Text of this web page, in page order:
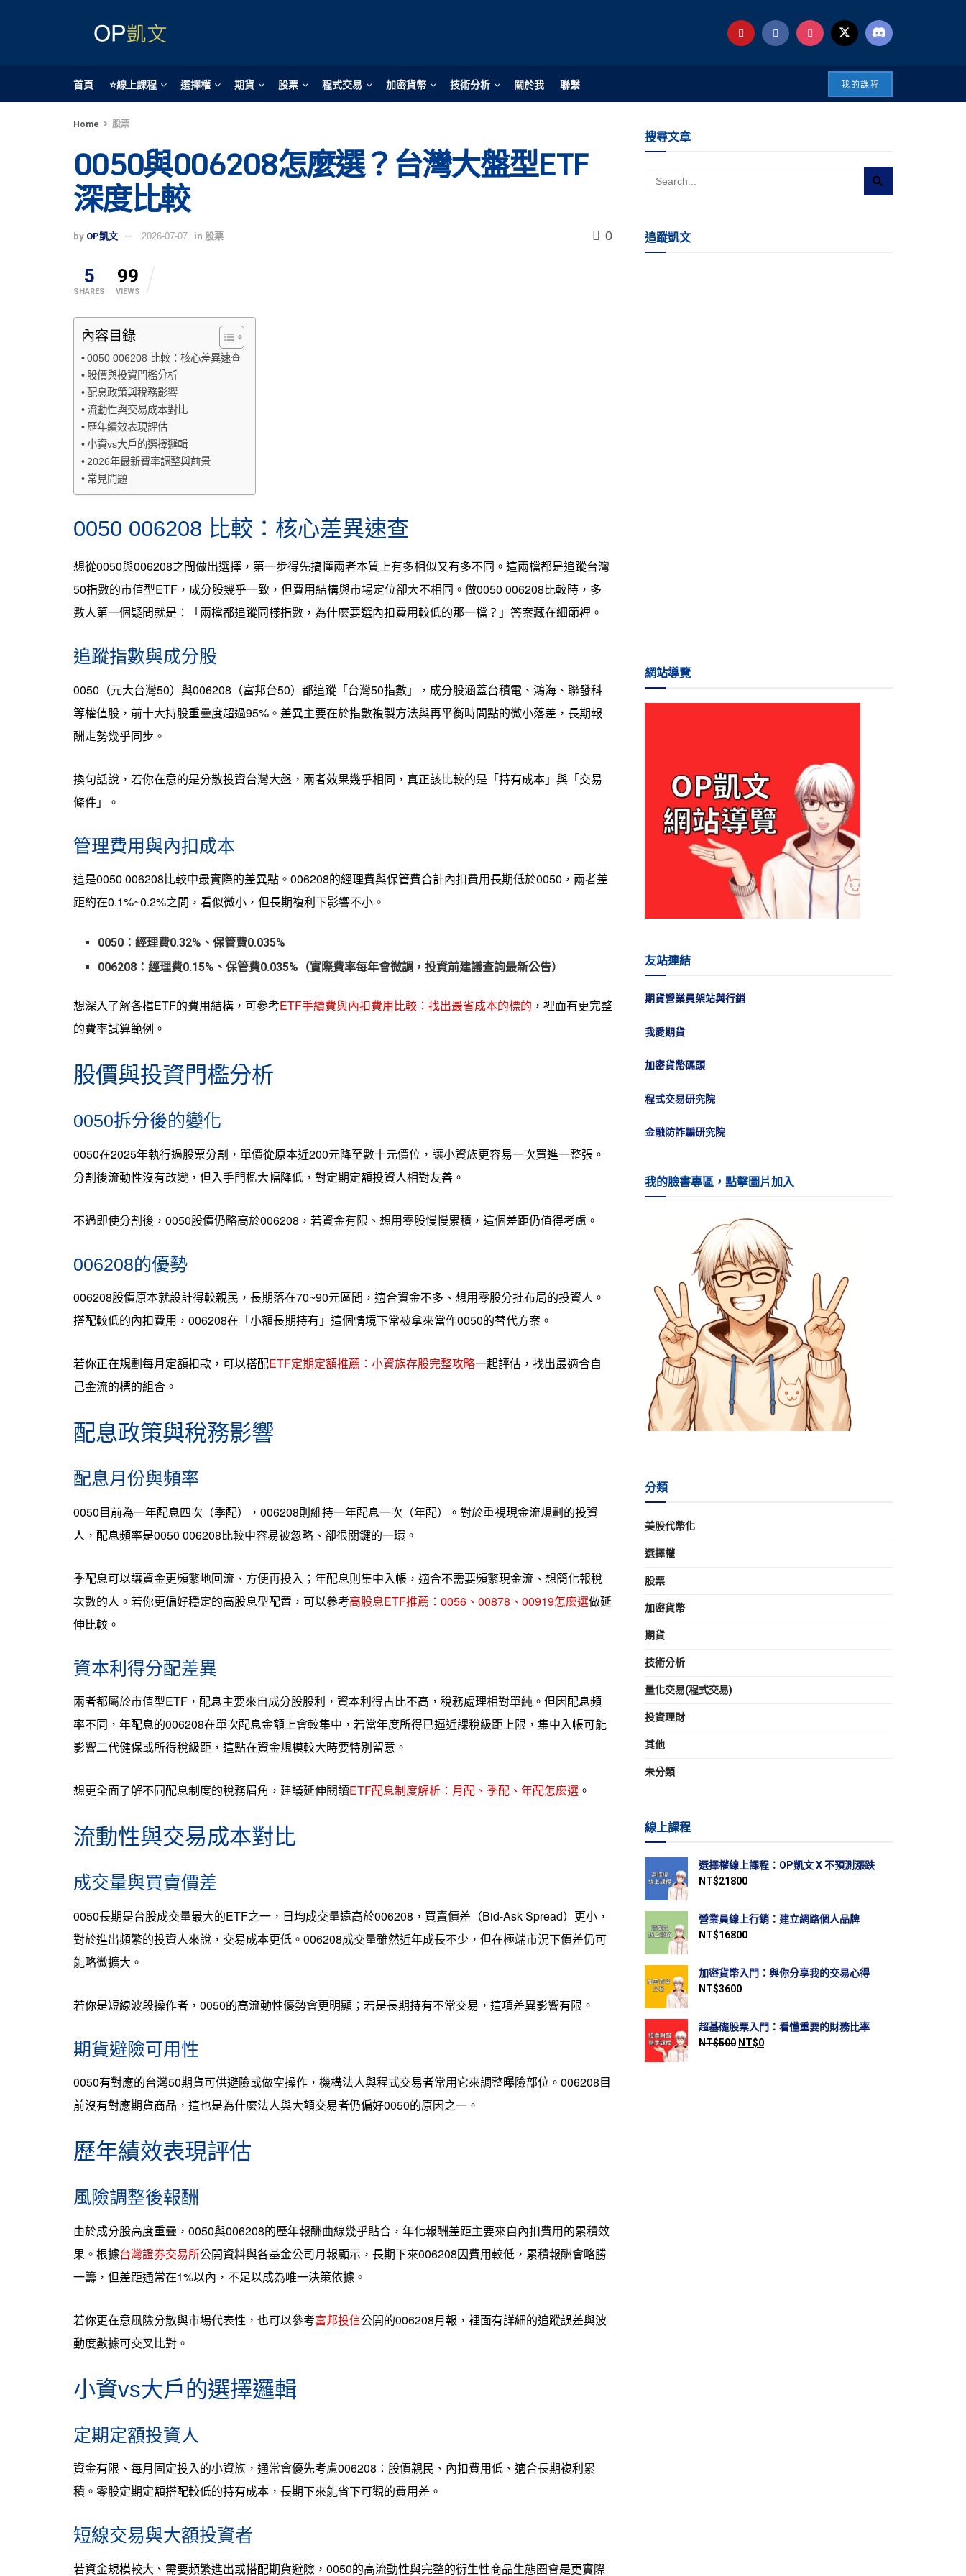
首頁 ⭐線上課程 選擇權 期貨 股票 程式交易 加密貨幣 技術分析 關於我 聯繫 我的課程
Home 股票
0050與006208怎麼選？台灣大盤型ETF
深度比較
by OP凱文 2026-07-07 in 股票 0
5
SHARES
99
VIEWS
內容目錄
0050 006208 比較：核心差異速查
股價與投資門檻分析
配息政策與稅務影響
流動性與交易成本對比
歷年績效表現評估
小資vs大戶的選擇邏輯
2026年最新費率調整與前景
常見問題
0050 006208 比較：核心差異速查
想從0050與006208之間做出選擇，第一步得先搞懂兩者本質上有多相似又有多不同。這兩檔都是追蹤台灣
50指數的市值型ETF，成分股幾乎一致，但費用結構與市場定位卻大不相同。做0050 006208比較時，多
數人第一個疑問就是：「兩檔都追蹤同樣指數，為什麼要選內扣費用較低的那一檔？」答案藏在細節裡。
追蹤指數與成分股
0050（元大台灣50）與006208（富邦台50）都追蹤「台灣50指數」，成分股涵蓋台積電、鴻海、聯發科
等權值股，前十大持股重疊度超過95%。差異主要在於指數複製方法與再平衡時間點的微小落差，長期報
酬走勢幾乎同步。
換句話說，若你在意的是分散投資台灣大盤，兩者效果幾乎相同，真正該比較的是「持有成本」與「交易
條件」。
管理費用與內扣成本
這是0050 006208比較中最實際的差異點。006208的經理費與保管費合計內扣費用長期低於0050，兩者差
距約在0.1%~0.2%之間，看似微小，但長期複利下影響不小。
0050：經理費0.32%、保管費0.035%
006208：經理費0.15%、保管費0.035%（實際費率每年會微調，投資前建議查詢最新公告）
想深入了解各檔ETF的費用結構，可參考ETF手續費與內扣費用比較：找出最省成本的標的 ，裡面有更完整
的費率試算範例。
股價與投資門檻分析
0050拆分後的變化
0050在2025年執行過股票分割，單價從原本近200元降至數十元價位，讓小資族更容易一次買進一整張。
分割後流動性沒有改變，但入手門檻大幅降低，對定期定額投資人相對友善。
不過即使分割後，0050股價仍略高於006208，若資金有限、想用零股慢慢累積，這個差距仍值得考慮。
006208的優勢
006208股價原本就設計得較親民，長期落在70~90元區間，適合資金不多、想用零股分批布局的投資人。
搭配較低的內扣費用，006208在「小額長期持有」這個情境下常被拿來當作0050的替代方案。
若你正在規劃每月定額扣款，可以搭配ETF定期定額推薦：小資族存股完整攻略一起評估，找出最適合自
己金流的標的組合。
配息政策與稅務影響
配息月份與頻率
0050目前為一年配息四次（季配），006208則維持一年配息一次（年配）。對於重視現金流規劃的投資
人，配息頻率是0050 006208比較中容易被忽略、卻很關鍵的一環。
季配息可以讓資金更頻繁地回流、方便再投入；年配息則集中入帳，適合不需要頻繁現金流、想簡化報稅
次數的人。若你更偏好穩定的高股息型配置，可以參考高股息ETF推薦：0056、00878、00919怎麼選做延
伸比較。
資本利得分配差異
兩者都屬於市值型ETF，配息主要來自成分股股利，資本利得占比不高，稅務處理相對單純。但因配息頻
率不同，年配息的006208在單次配息金額上會較集中，若當年度所得已逼近課稅級距上限，集中入帳可能
影響二代健保或所得稅級距，這點在資金規模較大時要特別留意。
想更全面了解不同配息制度的稅務眉角，建議延伸閱讀ETF配息制度解析：月配、季配、年配怎麼選 。
流動性與交易成本對比
成交量與買賣價差
0050長期是台股成交量最大的ETF之一，日均成交量遠高於006208，買賣價差（Bid-Ask Spread）更小，
對於進出頻繁的投資人來說，交易成本更低。006208成交量雖然近年成長不少，但在極端市況下價差仍可
能略微擴大。
若你是短線波段操作者，0050的高流動性優勢會更明顯；若是長期持有不常交易，這項差異影響有限。
期貨避險可用性
0050有對應的台灣50期貨可供避險或做空操作，機構法人與程式交易者常用它來調整曝險部位。006208目
前沒有對應期貨商品，這也是為什麼法人與大額交易者仍偏好0050的原因之一。
歷年績效表現評估
風險調整後報酬
由於成分股高度重疊，0050與006208的歷年報酬曲線幾乎貼合，年化報酬差距主要來自內扣費用的累積效
果。根據台灣證券交易所公開資料與各基金公司月報顯示，長期下來006208因費用較低，累積報酬會略勝
一籌，但差距通常在1%以內，不足以成為唯一決策依據。
若你更在意風險分散與市場代表性，也可以參考富邦投信公開的006208月報，裡面有詳細的追蹤誤差與波
動度數據可交叉比對。
小資vs大戶的選擇邏輯
定期定額投資人
資金有限、每月固定投入的小資族，通常會優先考慮006208：股價親民、內扣費用低、適合長期複利累
積。零股定期定額搭配較低的持有成本，長期下來能省下可觀的費用差。
短線交易與大額投資者
若資金規模較大、需要頻繁進出或搭配期貨避險，0050的高流動性與完整的衍生性商品生態圈會是更實際
搜尋文章
追蹤凱文
網站導覽
友站連結
期貨營業員架站與行銷
我愛期貨
加密貨幣碼頭
程式交易研究院
金融防詐騙研究院
我的臉書專區，點擊圖片加入
分類
美股代幣化
選擇權
股票
加密貨幣
期貨
技術分析
量化交易(程式交易)
投資理財
其他
未分類
線上課程
選擇權線上課程：OP凱文 X 不預測漲跌
NT$21800
營業員線上行銷：建立網路個人品牌
NT$16800
加密貨幣入門：與你分享我的交易心得
NT$3600
超基礎股票入門：看懂重要的財務比率
NT$500 NT$0